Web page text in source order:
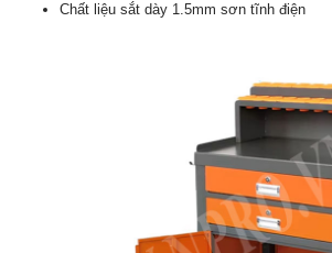
Chất liệu sắt dày 1.5mm sơn tĩnh điện